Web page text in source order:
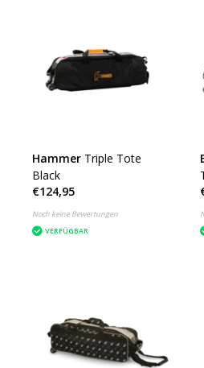
Hammer Triple Tote
Black
€124,95
Noch keine Bewertungen
VERFÜGBAR